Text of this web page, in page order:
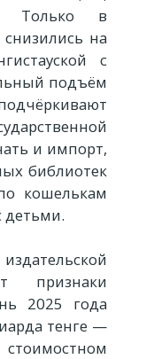
Только в
на
с
подъём
и импорт,
библиотек
кошелькам
детьми.
признаки
2025 года
тенге —